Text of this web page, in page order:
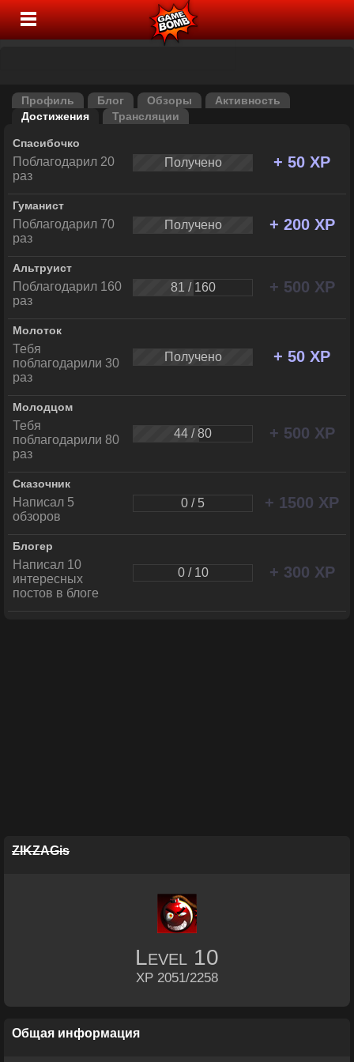
Профиль Блог Обзоры
Активность
Достижения
Трансляции
Спасибочко
Поблагодарил 20
раз
Получено + 50 XP
Гуманист
Поблагодарил 70
раз
Получено + 200 XP
Альтруист
Поблагодарил 160
раз
81 / 160 + 500 XP
Молоток
Тебя
поблагодарили 30
раз
Получено + 50 XP
Молодцом
Тебя
поблагодарили 80
раз
44 / 80 + 500 XP
Сказочник
Написал 5
обзоров
0 / 5 + 1500 XP
Блогер
Написал 10
интересных
постов в блоге
0 / 10 + 300 XP
ZIKZAGis
Level 10
XP 2051/2258
Общая информация